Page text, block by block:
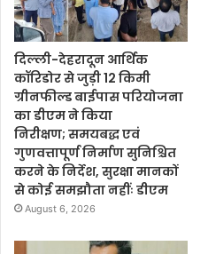
दिल्ली-देहरादून आर्थिक
कॉरिडोर से जुड़ी 12 किमी
ग्रीनफील्ड बाईपास परियोजना
का डीएम ने किया
निरीक्षण; समयबद्ध एवं
गुणवत्तापूर्ण निर्माण सुनिश्चित
करने के निर्देश, सुरक्षा मानकों
से कोई समझौता नहींः डीएम
August 6, 2026